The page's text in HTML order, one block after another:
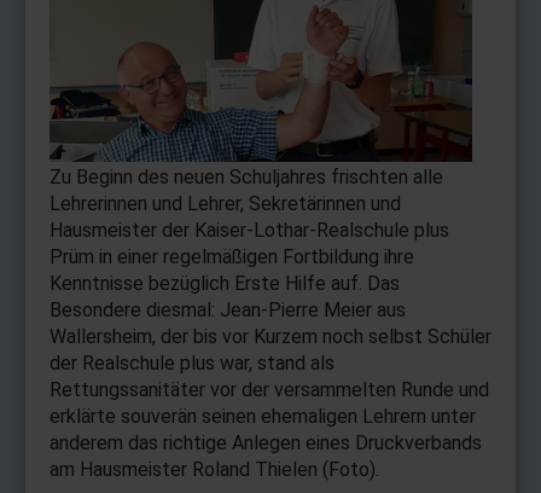
Arbeitsgemeinschaften
Service
Impressum
Zu Beginn des neuen Schuljahres frischten alle
Lehrerinnen und Lehrer, Sekretärinnen und
Hausmeister der Kaiser-Lothar-Realschule plus
Prüm in einer regelmäßigen Fortbildung ihre
Kenntnisse bezüglich Erste Hilfe auf. Das
Besondere diesmal: Jean-Pierre Meier aus
Wallersheim, der bis vor Kurzem noch selbst Schüler
der Realschule plus war, stand als
Rettungssanitäter vor der versammelten Runde und
erklärte souverän seinen ehemaligen Lehrern unter
anderem das richtige Anlegen eines Druckverbands
am Hausmeister Roland Thielen (Foto).